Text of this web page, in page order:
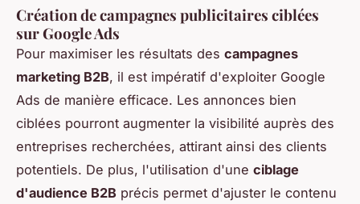
Création de campagnes publicitaires ciblées
sur Google Ads
Pour maximiser les résultats des campagnes
marketing B2B, il est impératif d'exploiter Google
Ads de manière efficace. Les annonces bien
ciblées pourront augmenter la visibilité auprès des
entreprises recherchées, attirant ainsi des clients
potentiels. De plus, l'utilisation d'une ciblage
d'audience B2B précis permet d'ajuster le contenu